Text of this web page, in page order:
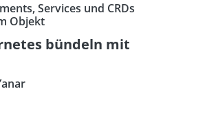
Services und CRDs
Objekt
bündeln mit